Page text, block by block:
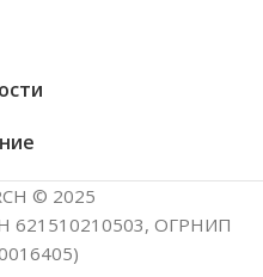
© 2025
621510210503, ОГРНИП